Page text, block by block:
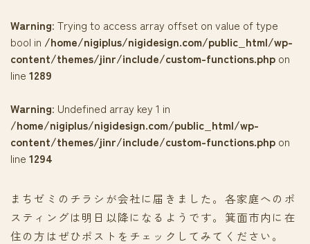
Warning: Trying to access array offset on value of type
bool in /home/nigiplus/nigidesign.com/public_html/wp-
content/themes/jinr/include/custom-functions.php on
line 1289
Warning: Undefined array key 1 in
/home/nigiplus/nigidesign.com/public_html/wp-
content/themes/jinr/include/custom-functions.php on
line 1294
まちゼミのチラシが会社に届きました。各家庭へのポ
スティングは明日以降になるようです。箕面市内に在
住の方はぜひポストをチェックしてみてください。